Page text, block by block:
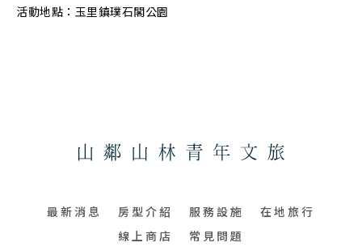
活動地點：玉里鎮璞石閣公園
最新消息 房型介紹 服務設施
在地旅行
線上商店
常見問題